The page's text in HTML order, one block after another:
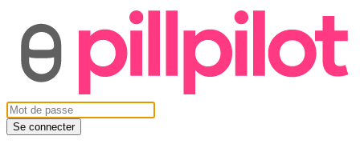
Se connecter